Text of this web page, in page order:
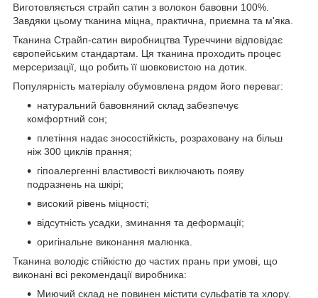
Виготовляється страйп сатин з волокон бавовни 100%.
Завдяки цьому тканина міцна, практична, приємна та м'яка.
Тканина Страйп-сатин виробництва Туреччини відповідає
європейським стандартам. Ця тканина проходить процес
мерсеризації, що робить її шовковистою на дотик.
Популярність матеріалу обумовлена рядом його переваг:
натуральний бавовняний склад забезпечує
комфортний сон;
плетіння надає зносостійкість, розраховану на більш
ніж 300 циклів прання;
гіпоалергенні властивості виключають появу
подразнень на шкірі;
високий рівень міцності;
відсутність усадки, зминання та деформації;
оригінальне виконання малюнка.
Тканина володіє стійкістю до частих прань при умові, що
виконані всі рекомендації виробника:
Миючий склад не повинен містити сульфатів та хлору.